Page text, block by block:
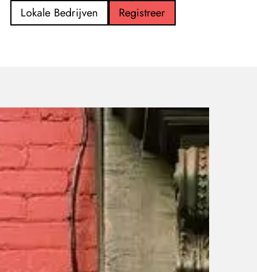
Registreer
Lokale Bedrijven